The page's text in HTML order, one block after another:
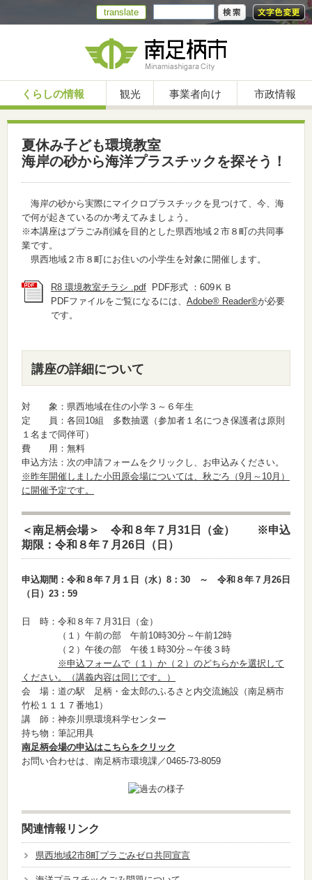
translate
くらしの情報 観光 事業者向け 市政情報
夏休み子ども環境教室
海岸の砂から海洋プラスチックを探そう！
海岸の砂から実際にマイクロプラスチックを見つけて、今、海
で何が起きているのか考えてみましょう。
※本講座はプラごみ削減を目的とした県西地域２市８町の共同事
業です。
県西地域２市８町にお住いの小学生を対象に開催します。
R8 環境教室チラシ .pdf PDF形式 ：609ＫＢ
PDFファイルをご覧になるには、 Adobe® Reader®が必要
です。
講座の詳細について
対 象：県西地域在住の小学３～６年生
定 員：各回10組 多数抽選（参加者１名につき保護者は原則
１名まで同伴可）
費 用：無料
申込方法：次の申請フォームをクリックし、お申込みください。
※昨年開催しました小田原会場については、秋ごろ（9月～10月）
に開催予定です。
＜南足柄会場＞ 令和８年７月31日（金） ※申込
期限：令和８年７月26日（日）
申込期間：令和８年７月１日（水）8：30 ～ 令和８年７月26日
（日）23：59
日 時：令和８年７月31日（金）
（１）午前の部 午前10時30分～午前12時
（２）午後の部 午後１時30分～午後３時
※申込フォームで（１）か（２）のどちらかを選択して
ください。（講義内容は同じです。）
会 場：道の駅 足柄・金太郎のふるさと内交流施設（南足柄市
竹松１１１７番地1）
講 師：神奈川県環境科学センター
持ち物：筆記用具
南足柄会場の申込はこちらをクリック
お問い合わせは、南足柄市環境課／0465-73-8059
関連情報リンク
県西地域2市8町プラごみゼロ共同宣言